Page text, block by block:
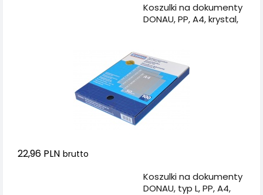
Koszulki na dokumenty
DONAU, PP, A4, krystal,
22,96 PLN brutto
Koszulki na dokumenty
DONAU, typ L, PP, A4,